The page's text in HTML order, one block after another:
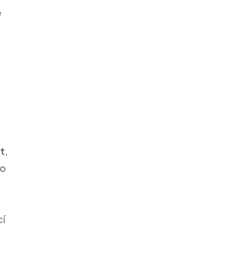
,